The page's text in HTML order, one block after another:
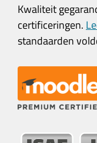
Kwaliteit
certificeringen.
standaarden